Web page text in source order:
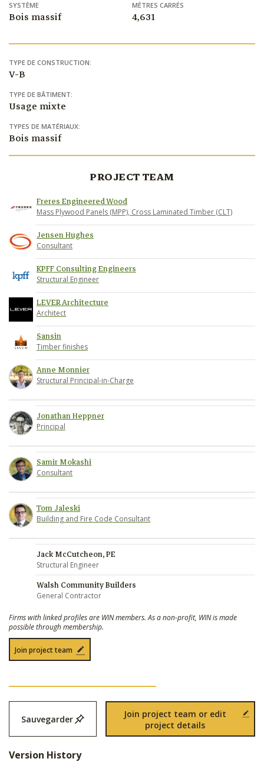
SYSTÈME
Bois massif
MÈTRES CARRÉS
4,631
TYPE DE CONSTRUCTION:
V-B
TYPE DE BÂTIMENT:
Usage mixte
TYPES DE MATÉRIAUX:
Bois massif
PROJECT TEAM
Freres Engineered Wood
Mass Plywood Panels (MPP), Cross Laminated Timber (CLT)
Jensen Hughes
Consultant
KPFF Consulting Engineers
Structural Engineer
LEVER Architecture
Architect
Sansin
Timber finishes
Anne Monnier
Structural Principal-in-Charge
Jonathan Heppner
Principal
Samir Mokashi
Consultant
Tom Jaleski
Building and Fire Code Consultant
Jack McCutcheon, PE
Structural Engineer
Walsh Community Builders
General Contractor
Firms with linked profiles are WIN members. As a non-profit, WIN is made
possible through membership.
Join project team
Sauvegarder
Join project team or edit
project details
Version History